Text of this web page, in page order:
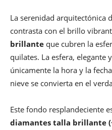
La serenidad arquitectónica
contrasta con el brillo
brillante que cubren la
quilates. La esfera, elegante
únicamente la hora y la
nieve se convierta en el
Este fondo resplandeciente
diamantes talla brillante